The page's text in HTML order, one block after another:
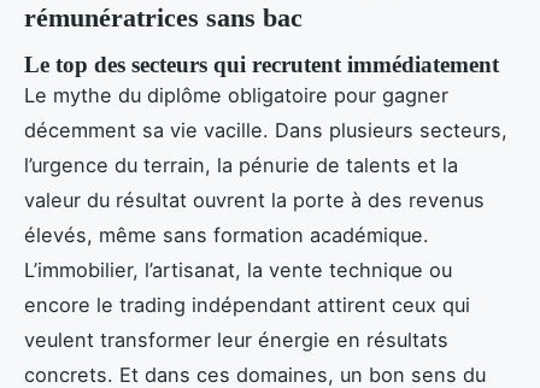
rémunératrices sans bac
Le top des secteurs qui recrutent immédiatement
Le mythe du diplôme obligatoire pour gagner
décemment sa vie vacille. Dans plusieurs secteurs,
l’urgence du terrain, la pénurie de talents et la
valeur du résultat ouvrent la porte à des revenus
élevés, même sans formation académique.
L’immobilier, l’artisanat, la vente technique ou
encore le trading indépendant attirent ceux qui
veulent transformer leur énergie en résultats
concrets. Et dans ces domaines, un bon sens du